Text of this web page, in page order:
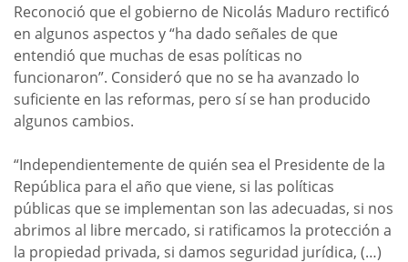
Reconoció que el gobierno de Nicolás Maduro rectificó
en algunos aspectos y “ha dado señales de que
entendió que muchas de esas políticas no
funcionaron”. Consideró que no se ha avanzado lo
suficiente en las reformas, pero sí se han producido
algunos cambios.
“Independientemente de quién sea el Presidente de la
República para el año que viene, si las políticas
públicas que se implementan son las adecuadas, si nos
abrimos al libre mercado, si ratificamos la protección a
la propiedad privada, si damos seguridad jurídica, (…)